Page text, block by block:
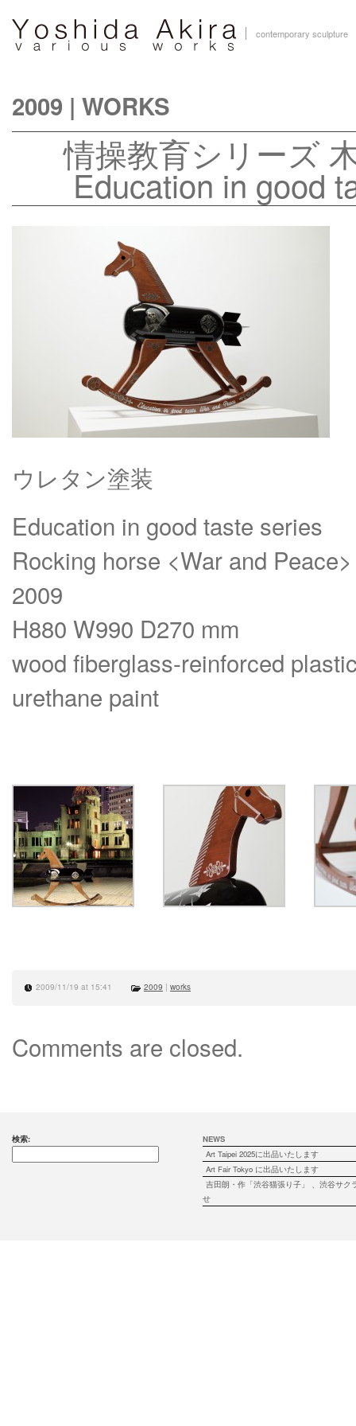
contemporary sculpture
2009 | WORKS
情操教育シリー
Education in good
ウレタン塗装
Education in good taste series
Rocking horse <War and Peace>
2009
H880 W990 D270 mm
wood fiberglass-reinforced
urethane paint
2009/11/19 at 15:41 2009 | works
Comments are closed.
検索:
NEWS
Art Taipei 2025に出品いたします
Art Fair Tokyo に出品いたします
吉田朗・作「渋谷猫張り子」 、渋谷サク
せ